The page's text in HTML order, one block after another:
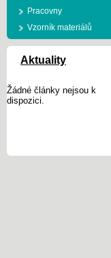
Pracovny
Vzorník materiálů
Aktuality
Žádné články nejsou k
dispozici.